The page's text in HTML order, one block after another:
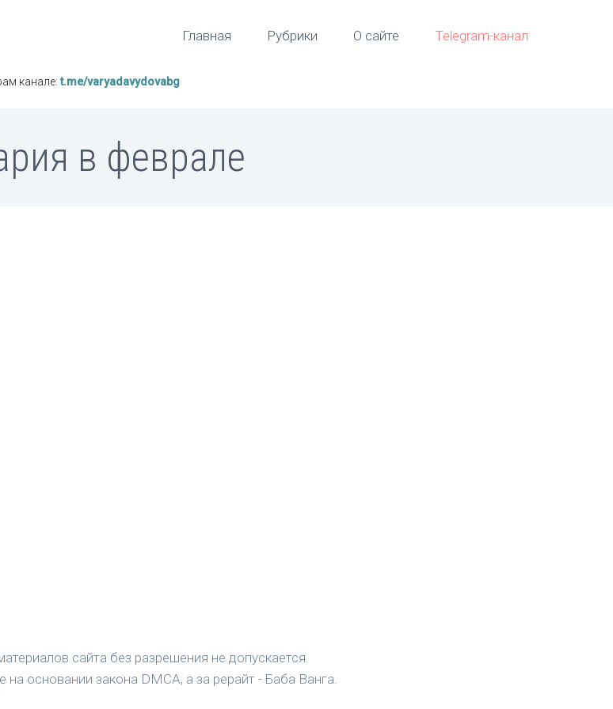
Главная Рубрики О сайте Telegram-канал
канале:t.me/varyadavydovabg
в феврале
сайта без разрешения не допускается.
основании закона DMCA, а за рерайт - Баба Ванга.